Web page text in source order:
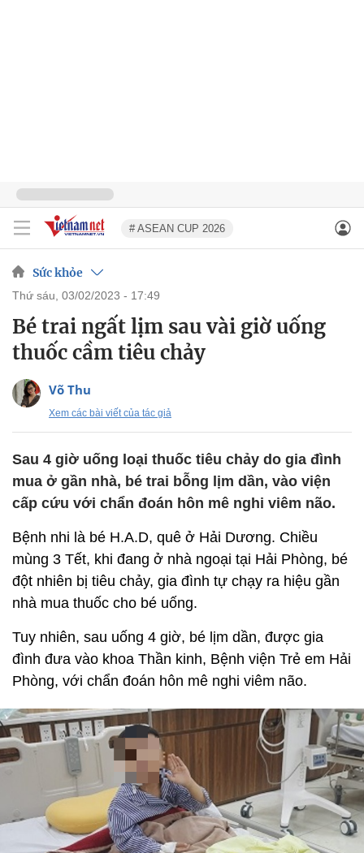
# ASEAN CUP 2026
Sức khỏe
thứ sáu, 03/02/2023 - 17:49
Bé trai ngất lịm sau vài giờ uống
thuốc cầm tiêu chảy
Võ Thu
Xem các bài viết của tác giả
Sau 4 giờ uống loại thuốc tiêu chảy do gia đình
mua ở gần nhà, bé trai bỗng lịm dần, vào viện
cấp cứu với chẩn đoán hôn mê nghi viêm não.
Bệnh nhi là bé H.A.D, quê ở Hải Dương. Chiều
mùng 3 Tết, khi đang ở nhà ngoại tại Hải Phòng, bé
đột nhiên bị tiêu chảy, gia đình tự chạy ra hiệu gần
nhà mua thuốc cho bé uống.
Tuy nhiên, sau uống 4 giờ, bé lịm dần, được gia
đình đưa vào khoa Thần kinh, Bệnh viện Trẻ em Hải
Phòng, với chẩn đoán hôn mê nghi viêm não.